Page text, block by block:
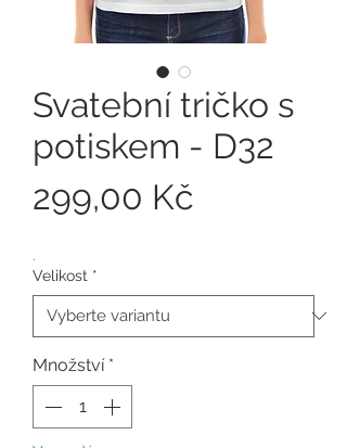
Svatební tričko s
potiskem - D32
299,00 Kč
.
Velikost *
Množství *